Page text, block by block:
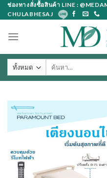
Skip
to
ช่องทางสั่งซื้อสินค้า LINE :
CHULABHESAJ
ค้นหา: